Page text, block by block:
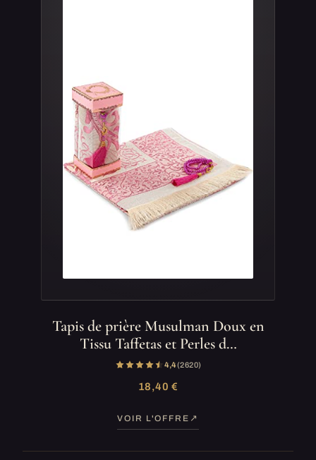
Tapis de prière Musulman Doux en
Tissu Taffetas et Perles d…
4,4(2 620)
18,40 €
VOIR L'OFFRE